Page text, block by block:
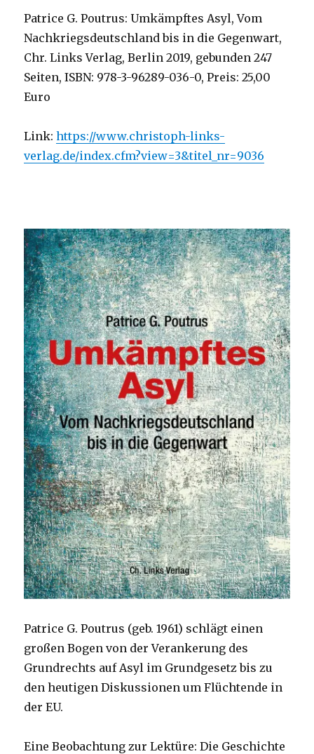
Patrice G. Poutrus: Umkämpftes Asyl, Vom
Nachkriegsdeutschland bis in die Gegenwart,
Chr. Links Verlag, Berlin 2019, gebunden 247
Seiten, ISBN: 978-3-96289-036-0, Preis: 25,00
Euro
Link:https://www.christoph-links-
verlag.de/index.cfm?view=3&titel_nr=9036
Patrice G. Poutrus (geb. 1961) schlägt einen
großen Bogen von der Verankerung des
Grundrechts auf Asyl im Grundgesetz bis zu
den heutigen Diskussionen um Flüchtende in
der EU.
Eine Beobachtung zur Lektüre: Die Geschichte